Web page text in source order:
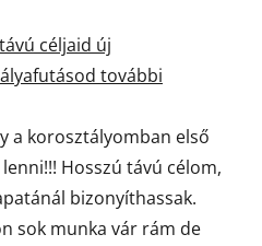
céljaid új
további
a korosztályomban első
Hosszú távú célom,
bizonyíthassak.
sok munka vár rám de